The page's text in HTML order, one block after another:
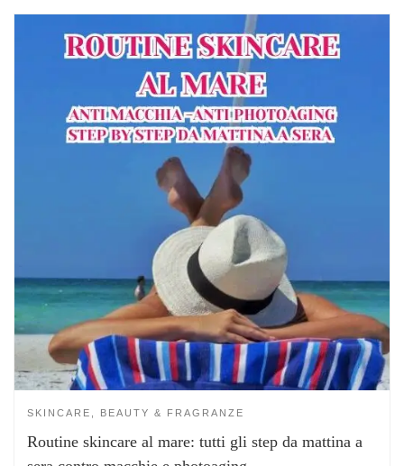
SKINCARE, BEAUTY & FRAGRANZE
Routine skincare al mare: tutti gli step da mattina a